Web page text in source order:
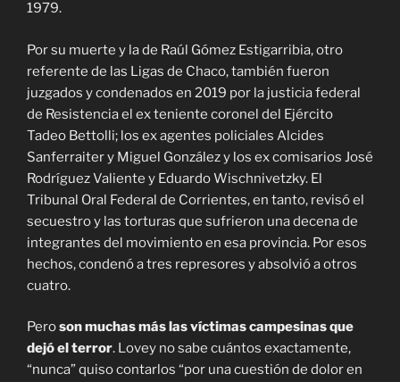
1979.
Por su muerte y la de Raúl Gómez Estigarribia, otro
referente de las Ligas de Chaco, también fueron
juzgados y condenados en 2019 por la justicia federal
de Resistencia el ex teniente coronel del Ejército
Tadeo Bettolli; los ex agentes policiales Alcides
Sanferraiter y Miguel González y los ex comisarios José
Rodríguez Valiente y Eduardo Wischnivetzky. El
Tribunal Oral Federal de Corrientes, en tanto, revisó el
secuestro y las torturas que sufrieron una decena de
integrantes del movimiento en esa provincia. Por esos
hechos, condenó a tres represores y absolvió a otros
cuatro.
Peroson muchas más las víctimas campesinas que
dejó el terror. Lovey no sabe cuántos exactamente,
“nunca” quiso contarlos “por una cuestión de dolor en